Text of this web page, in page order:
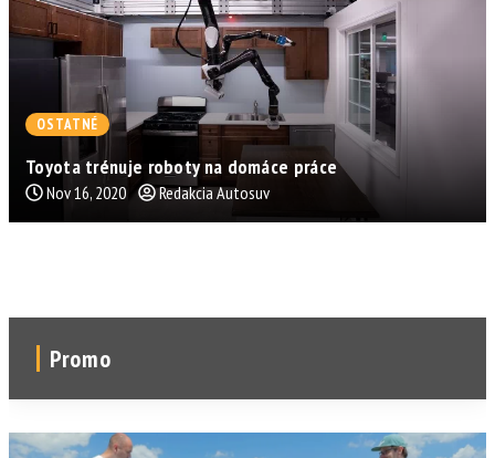
OSTATNÉ
Toyota trénuje roboty na domáce práce
Nov 16, 2020 Redakcia Autosuv
Promo